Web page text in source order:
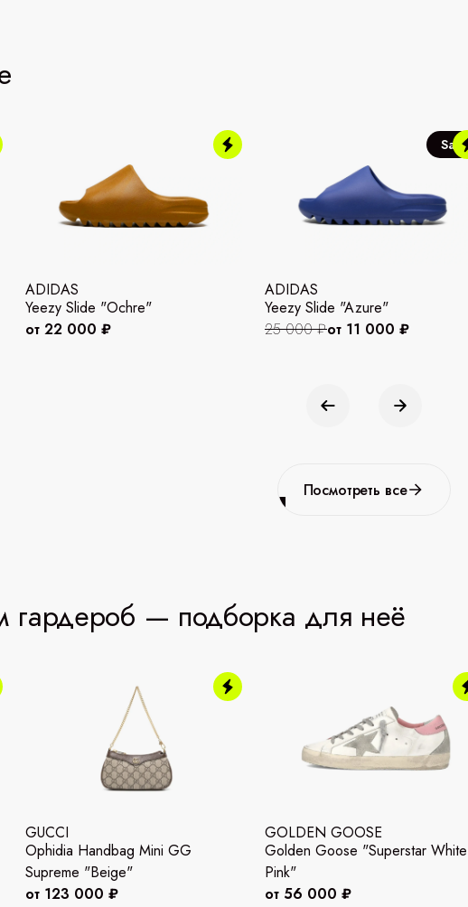
ADIDAS
Yeezy Slide "Ochre"
от 22 000 ₽
Sale
ADIDAS
Yeezy Slide "Azure"
25 000 ₽от 11 000 ₽
Посмотреть все
гардероб — подборка для неё
GUCCI
Ophidia Handbag Mini GG
Supreme "Beige"
от 123 000 ₽
GOLDEN GOOSE
Golden Goose "Superstar White
Pink"
от 56 000 ₽